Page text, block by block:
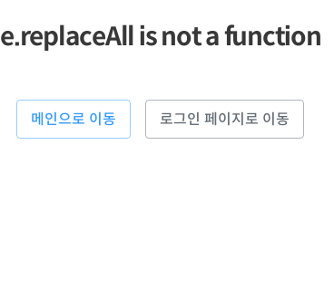
e.replaceAll is not a function
메인으로 이동 로그인 페이지로 이동